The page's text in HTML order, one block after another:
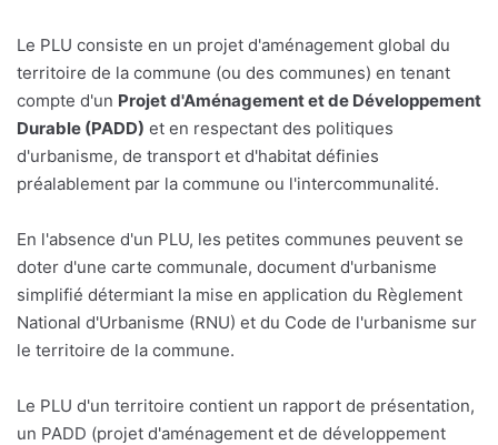
Le PLU consiste en un projet d'aménagement global du
territoire de la commune (ou des communes) en tenant
compte d'un Projet d'Aménagement et de Développement
Durable (PADD) et en respectant des politiques
d'urbanisme, de transport et d'habitat définies
préalablement par la commune ou l'intercommunalité.
En l'absence d'un PLU, les petites communes peuvent se
doter d'une carte communale, document d'urbanisme
simplifié détermiant la mise en application du Règlement
National d'Urbanisme (RNU) et du Code de l'urbanisme sur
le territoire de la commune.
Le PLU d'un territoire contient un rapport de présentation,
un PADD (projet d'aménagement et de développement